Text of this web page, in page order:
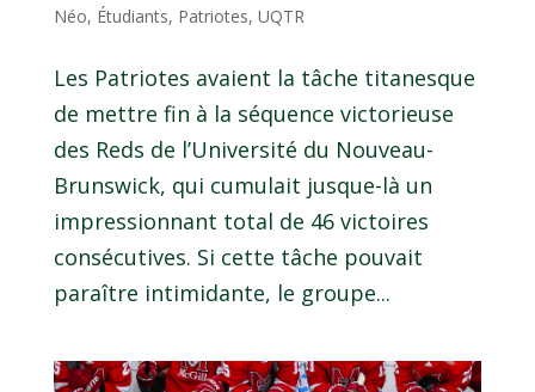
Néo, Étudiants, Patriotes, UQTR
Les Patriotes avaient la tâche titanesque
de mettre fin à la séquence victorieuse
des Reds de l’Université du Nouveau-
Brunswick, qui cumulait jusque-là un
impressionnant total de 46 victoires
consécutives. Si cette tâche pouvait
paraître intimidante, le groupe...